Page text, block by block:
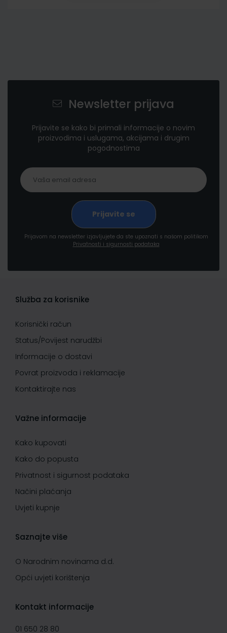
Newsletter prijava
Prijavite se kako bi primali informacije o novim
proizvodima i uslugama, akcijama i drugim
pogodnostima
Prijavom na newsletter izjavljujete da ste upoznati s našom politikom
Privatnosti i sigurnosti podataka
Služba za korisnike
Korisnički račun
Status/Povijest narudžbi
Informacije o dostavi
Povrat proizvoda i reklamacije
Kontaktirajte nas
Važne informacije
Kako kupovati
Kako do popusta
Privatnost i sigurnost podataka
Načini plaćanja
Uvjeti kupnje
Saznajte više
O Narodnim novinama d.d.
Opći uvjeti korištenja
Kontakt informacije
01 650 28 80